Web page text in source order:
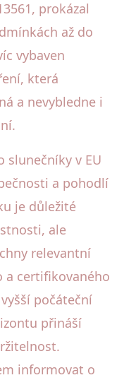
prokázal
až do
vybaven
která
a nevybledne i
slunečníky v EU
a pohodlí
je důležité
ale
relevantní
a certifikovaného
počáteční
přináší
informovat o